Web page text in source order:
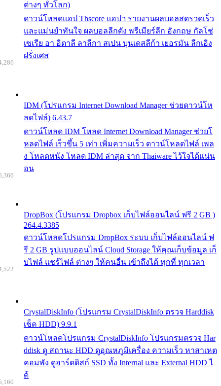
ต่างๆ ทั่วโลก)
ดาวน์โหลดแอป Thscore แอปฯ รายงานผลบอลสดรวดเร็ว
และแม่นยำทันใจ ผลบอลลีกดัง พรีเมียร์ลีก อังกฤษ กัลโช่
เซเรีย อา อิตาลี ลาลีกา สเปน บุนเดสลีก้า เยอรมัน ลีกเอิง
ฝรั่งเศส
IDM (โปรแกรม Internet Download Manager ช่วยดาวน์โห
ลดไฟล์) 6.43.7
ดาวน์โหลด IDM โหลด Internet Download Manager ช่วยโ
หลดไฟล์ เร็วขึ้น 5 เท่า เพิ่มความเร็ว ดาวน์โหลดไฟล์ เพล
ง โหลดหนัง โหลด IDM ล่าสุด จาก Thaiware ไว้ใจได้แน่น
อน
DropBox (โปรแกรม Dropbox เก็บไฟล์ออนไลน์ ฟรี 2 GB )
264.4.3385
ดาวน์โหลดโปรแกรม DropBox ระบบ เก็บไฟล์ออนไลน์ ฟ
รี 2 GB รูปแบบออนไลน์ Cloud Storage ให้คุณเก็บข้อมูล เก็
บไฟล์ แชร์ไฟล์ ต่างๆ ให้คนอื่น เข้าถึงได้ ทุกที่ ทุกเวลา
CrystalDiskInfo (โปรแกรม CrystalDiskInfo ตรวจ Harddisk
เช็ค HDD) 9.9.1
ดาวน์โหลดโปรแกรม CrystalDiskInfo โปรแกรมตรวจ Har
ddisk ดู สถานะ HDD ดูอุณหภูมิเครื่อง ความเร็ว หาสาเหต
คอมพัง ดูฮาร์ดดิสก์ SSD ทั้ง Internal และ External HDD ไ
ด้